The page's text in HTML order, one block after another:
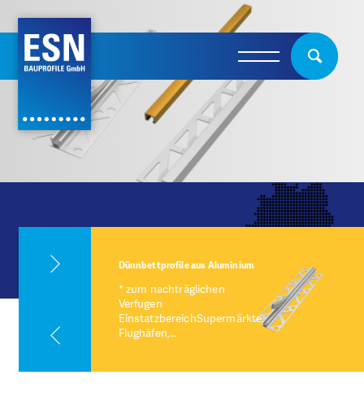
Dünnbettprofile aus Aluminium
* zum nachträglichen
Verfugen
EinstatzbereichSupermärkte,
Flughäfen,…